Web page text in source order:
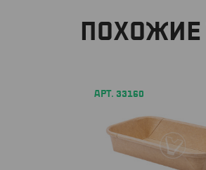
АРТ. 33160